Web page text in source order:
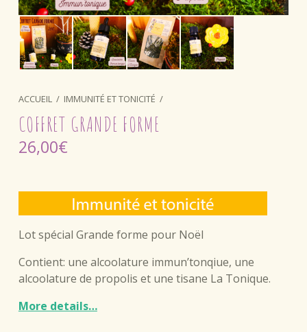
ACCUEIL / IMMUNITÉ ET TONICITÉ /
COFFRET GRANDE FORME
26,00€
Lot spécial Grande forme pour Noël
Contient: une alcoolature immun’tonqiue, une
alcoolature de propolis et une tisane La Tonique.
More details…